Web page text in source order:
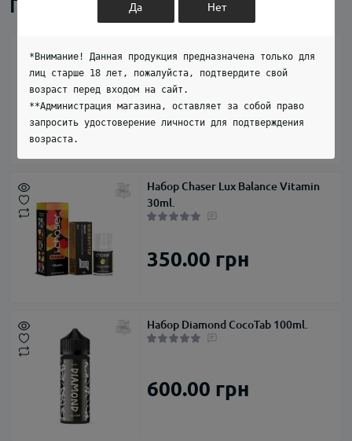
Похожие товары
279.00 грн
Набор Chaser Lux Balance Vitamin
30ml.
350.00 грн
Набор Diamond CocoTab 100ml.
600.00 грн
Да Нет
*Внимание! Данная продукция предназначена только для
лиц старше 18 лет, пожалуйста, подтвердите свой
возраст перед входом на сайт.
**Администрация магазина, оставляет за собой право
запросить удостоверение личности для подтверждения
возраста.